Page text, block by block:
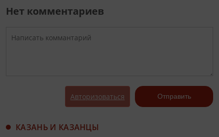
Нет комментариев
Авторизоваться Отправить
КАЗАНЬ И КАЗАНЦЫ